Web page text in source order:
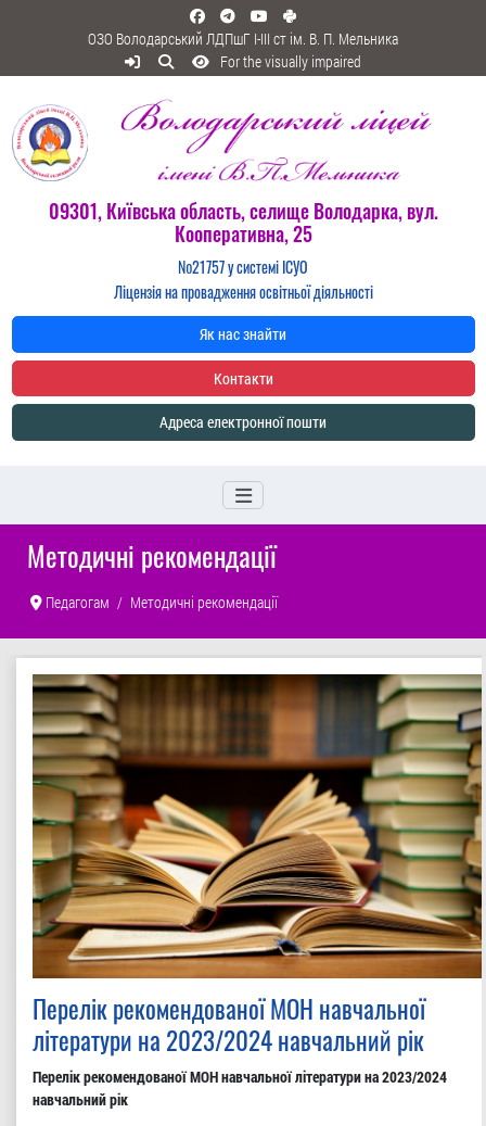
ОЗО Володарський ЛДПшГ I-III ст ім. В. П. Мельника
For the visually impaired
09301, Київська область, селище Володарка, вул.
Кооперативна, 25
№21757 у системі ІСУО
Ліцензія на провадження освітньої діяльності
Як нас знайти
Контакти
Адреса електронної пошти
Методичні рекомендації
Педагогам Методичні рекомендації
Перелік рекомендованої МОН навчальної
літератури на 2023/2024 навчальний рік
Перелік рекомендованої МОН навчальної літератури на 2023/2024
навчальний рік